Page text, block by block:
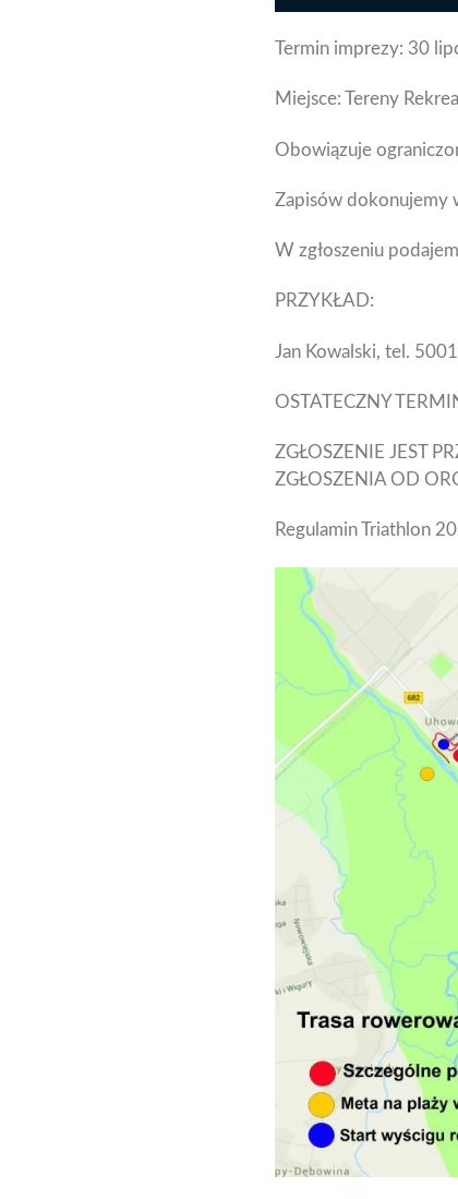
Termin imprezy: 30
Miejsce: Tereny
Obowiązuje
Zapisów dokonujemy
W zgłoszeniu
PRZYKŁAD:
Jan Kowalski, tel.
OSTATECZNY
ZGŁOSZENIE JEST
ZGŁOSZENIA OD
Regulamin Triathlon